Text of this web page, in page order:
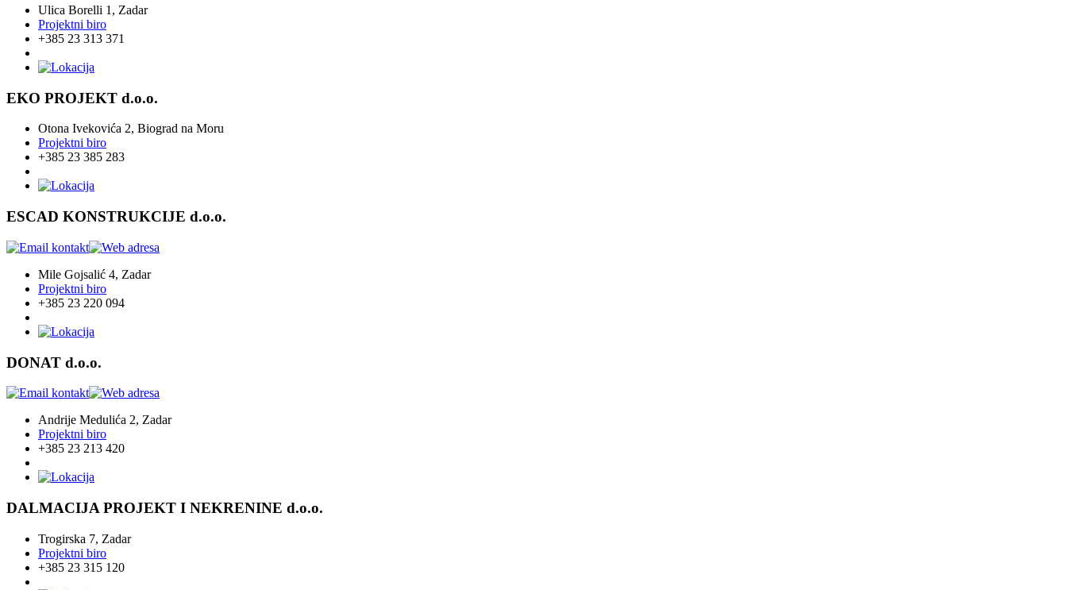
Ulica Borelli 1, Zadar
Projektni biro
+385 23 313 371
EKO PROJEKT d.o.o.
Otona Ivekovića 2, Biograd na Moru
Projektni biro
+385 23 385 283
ESCAD KONSTRUKCIJE d.o.o.
Mile Gojsalić 4, Zadar
Projektni biro
+385 23 220 094
DONAT d.o.o.
Andrije Medulića 2, Zadar
Projektni biro
+385 23 213 420
DALMACIJA PROJEKT I NEKRENINE d.o.o.
Trogirska 7, Zadar
Projektni biro
+385 23 315 120